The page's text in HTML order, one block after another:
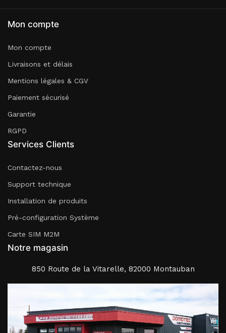
Mon compte
Mon compte
Livraisons et délais
Mentions légales & CGV
Paiement sécurisé
Garantie
RGPD
Services Clients
Contactez-nous
Support technique
Installation de produits
Pré-configuration Système
Carte SIM M2M
Notre magasin
850 Route de la Vitarelle, 82000 Montauban